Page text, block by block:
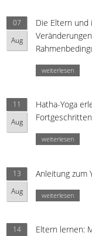
07
Aug
Die Eltern und
weiterlesen
11
Aug
Hatha-Yoga
weiterlesen
13
Aug
Anleitung zum
weiterlesen
14
Eltern lernen: